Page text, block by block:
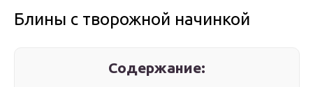
Блины с творожной начинкой
Содержание: